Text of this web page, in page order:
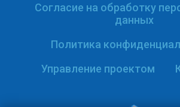
Согласие на обработку
данных
Политика
Управление проектом